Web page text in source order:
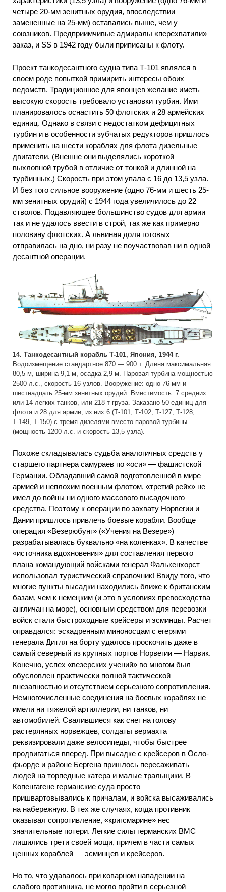
четыре 20-мм зенитных орудия, впоследствии
замененные на 25-мм) оставались выше, чем у
союзников. Предприимчивые адмиралы «перехватили»
заказ, и SS в 1942 году были приписаны к флоту.
Проект танкодесантного судна типа Т-101 являлся в
своем роде попыткой примирить интересы обоих
ведомств. Традиционное для японцев желание иметь
высокую скорость требовало установки турбин. Ими
планировалось оснастить 50 флотских и 28 армейских
единиц. Однако в связи с недостатком дефицитных
турбин и в особенности зубчатых редукторов пришлось
применить на шести кораблях для флота дизельные
двигатели. (Внешне они выделялись короткой
выхлопной трубой в отличие от тонкой и длинной на
турбинных.) Скорость при этом упала с 16 до 13,5 узла.
И без того сильное вооружение (одно 76-мм и шесть 25-
мм зенитных орудий) с 1944 года увеличилось до 22
стволов. Подавляющее большинство судов для армии
так и не удалось ввести в строй, так же как примерно
половину флотских. А львиная доля готовых
отправилась на дно, ни разу не поучаствовав ни в одной
десантной операции.
14. Танкодесантный корабль Т-101, Япония, 1944 г.
Водоизмещение стандартное 870 — 900 т. Длина максимальная
80,5 м, ширина 9,1 м, осадка 2,9 м. Паровая турбина мощностью
2500 л.с., скорость 16 узлов. Вооружение: одно 76-мм и
шестнадцать 25-мм зенитных орудий. Вместимость: 7 средних
или 14 легких танков, или 218 т груза. Заказано 50 единиц для
флота и 28 для армии, из них 6 (Т-101, Т-102, Т-127, Т-128,
Т-149, Т-150) с тремя дизелями вместо паровой турбины
(мощность 1200 л.с. и скорость 13,5 узла).
Похоже складывалась судьба аналогичных средств у
старшего партнера самураев по «оси» — фашистской
Германии. Обладавший самой подготовленной в мире
армией и неплохим военным флотом, «третий рейх» не
имел до войны ни одного массового высадочного
средства. Поэтому к операции по захвату Норвегии и
Дании пришлось привлечь боевые корабли. Вообще
операция «Везерюбунг» («Учения на Везере»)
разрабатывалась буквально «на коленках». В качестве
«источника вдохновения» для составления первого
плана командующий войсками генерал Фалькенхорст
использовал туристический справочник! Ввиду того, что
многие пункты высадки находились ближе к британским
базам, чем к немецким (и это в условиях превосходства
англичан на море), основным средством для перевозки
войск стали быстроходные крейсеры и эсминцы. Расчет
оправдался: эскадренным миноносцам с егерями
генерала Дитля на борту удалось проскочить даже в
самый северный из крупных портов Норвегии — Нарвик.
Конечно, успех «везерских учений» во многом был
обусловлен практически полной тактической
внезапностью и отсутствием серьезного сопротивления.
Немногочисленные соединения на боевых кораблях не
имели ни тяжелой артиллерии, ни танков, ни
автомобилей. Свалившиеся как снег на голову
растерянных норвежцев, солдаты вермахта
реквизировали даже велосипеды, чтобы быстрее
продвигаться вперед. При высадке с крейсеров в Осло-
фьорде и районе Бергена пришлось пересаживать
людей на торпедные катера и малые тральщики. В
Копенгагене германские суда просто
пришвартовывались к причалам, и войска высаживались
на набережную. В тех же случаях, когда противник
оказывал сопротивление, «кригсмарине» нес
значительные потери. Легкие силы германских ВМС
лишились трети своей мощи, причем в части самых
ценных кораблей — эсминцев и крейсеров.
Но то, что удавалось при коварном нападении на
слабого противника, не могло пройти в серьезной